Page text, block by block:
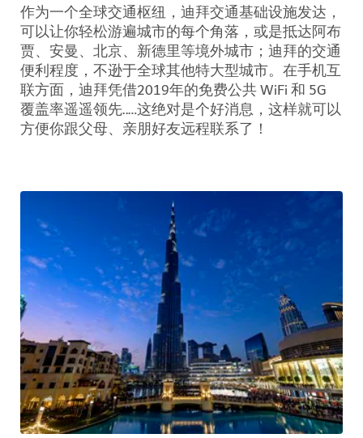
作为一个全球交通枢纽，迪拜交通基础设施发达，
可以让你轻松游遍城市的每个角落，或是抵达阿布
贾、安曼、北京、新德里等境外城市；迪拜的交通
便利程度，不逊于全球其他特大型城市。在手机互
联方面，迪拜凭借2019年的免费公共 WiFi 和 5G
覆盖率遥遥领先..…这绝对是个好消息，这样就可以
方便你跟父母、亲朋好友远程联系了！